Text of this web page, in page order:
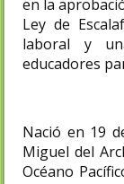
en la
Ley de
laboral y
educadores
Nació en 19
Miguel del
Océano